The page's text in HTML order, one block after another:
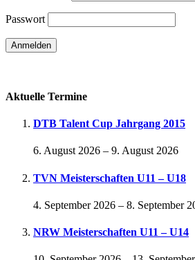
Passwort
Aktuelle Termine
DTB Talent Cup Jahrgang 2015
6. August 2026 – 9. August 2026
TVN Meisterschaften U11 – U18
4. September 2026 – 8. September
NRW Meisterschaften U11 – U14